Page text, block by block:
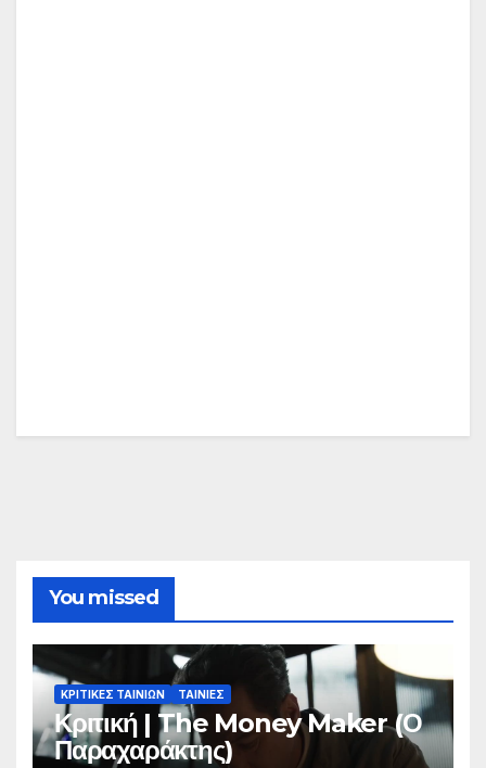
You missed
ΚΡΙΤΙΚΕΣ ΤΑΙΝΙΩΝ ΤΑΙΝΙΕΣ
Κριτική | The Money Maker (Ο
Παραχαράκτης)